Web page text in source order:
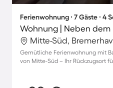
Ferienwohnung ∙ 7 Gäste ∙ 4
Wohnung | Neben dem
Mitte-Süd,
Gemütliche Ferienwohnung mit
von Mitte-Süd – Ihr Rückzugsort